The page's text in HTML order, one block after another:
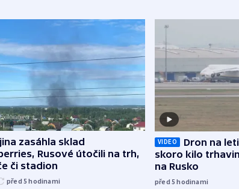
zasáhla sklad
Rusové útočili na trh,
či stadion
před 5hodinami
VIDEO
Dron na
skoro kilo
na Rusko
před 5hodinami